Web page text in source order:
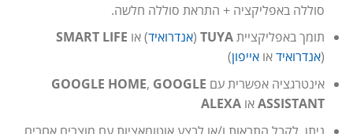
סוללה באפליקציה + התראת סוללה חלשה.
תומך באפליקצייתTUYA
(אנדרואיד) או SMART LIFE
(אנדרואידאו אייפון)
אינטרגציה אפשרית עם
GOOGLE HOME, GOOGLE
ASSISTANTאו ALEXA
ניתן לקבל התראות ו/או לבצע אוטומאציות עם מוצרים אחרים